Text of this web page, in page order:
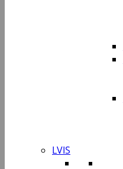
LVIS